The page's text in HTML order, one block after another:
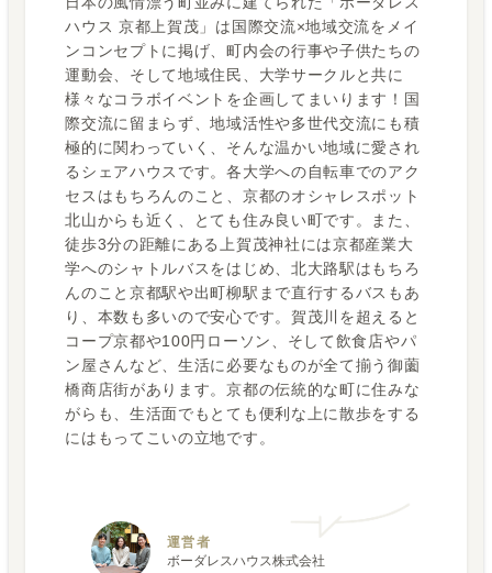
概要 画像一覧
空室状況 運営者
フカボリ記事
ハウス 京都上賀茂」は国際交流×地域交流をメイ
ンコンセプトに掲げ、町内会の行事や子供たちの
運動会、そして地域住民、大学サークルと共に
様々なコラボイベントを企画してまいります！国
際交流に留まらず、地域活性や多世代交流にも積
極的に関わっていく、そんな温かい地域に愛され
るシェアハウスです。各大学への自転車でのアク
セスはもちろんのこと、京都のオシャレスポット
北山からも近く、とても住み良い町です。また、
徒歩3分の距離にある上賀茂神社には京都産業大
学へのシャトルバスをはじめ、北大路駅はもちろ
んのこと京都駅や出町柳駅まで直行するバスもあ
り、本数も多いので安心です。賀茂川を超えると
コープ京都や100円ローソン、そして飲食店やパ
ン屋さんなど、生活に必要なものが全て揃う御薗
橋商店街があります。京都の伝統的な町に住みな
がらも、生活面でもとても便利な上に散歩をする
にはもってこいの立地です。
運営者
ボーダレスハウス株式会社